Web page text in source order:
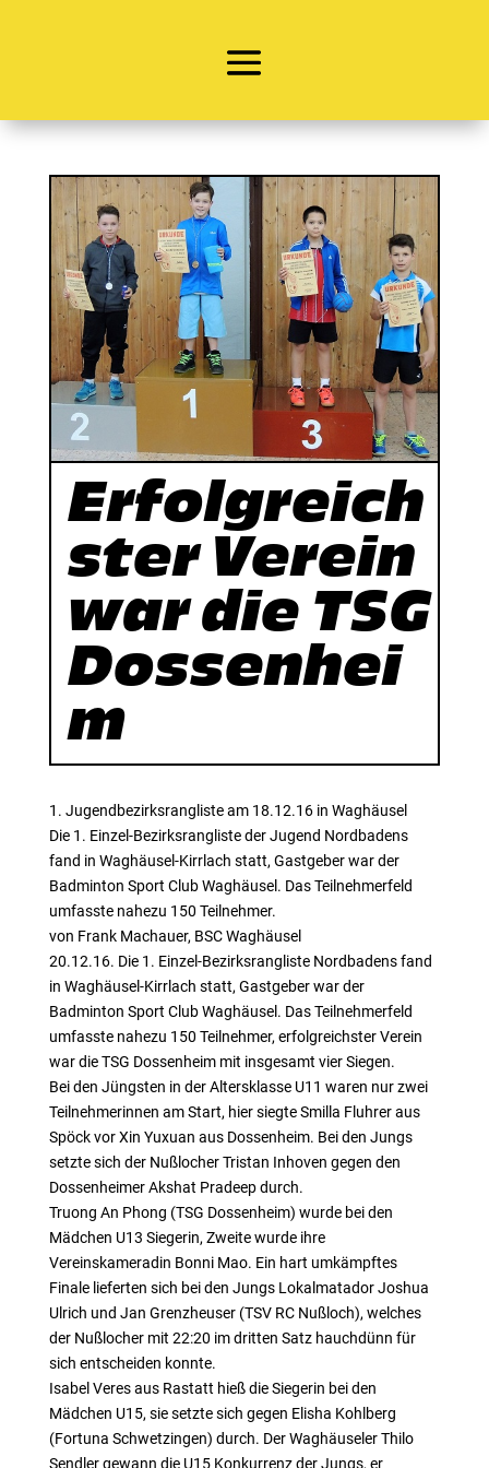
Erfolgreich
ster Verein
war die TSG
Dossenhei
m
1. Jugendbezirksrangliste am 18.12.16 in Waghäusel
Die 1. Einzel-Bezirksrangliste der Jugend Nordbadens
fand in Waghäusel-Kirrlach statt, Gastgeber war der
Badminton Sport Club Waghäusel. Das Teilnehmerfeld
umfasste nahezu 150 Teilnehmer.
von Frank Machauer, BSC Waghäusel
20.12.16. Die 1. Einzel-Bezirksrangliste Nordbadens fand
in Waghäusel-Kirrlach statt, Gastgeber war der
Badminton Sport Club Waghäusel. Das Teilnehmerfeld
umfasste nahezu 150 Teilnehmer, erfolgreichster Verein
war die TSG Dossenheim mit insgesamt vier Siegen.
Bei den Jüngsten in der Altersklasse U11 waren nur zwei
Teilnehmerinnen am Start, hier siegte Smilla Fluhrer aus
Spöck vor Xin Yuxuan aus Dossenheim. Bei den Jungs
setzte sich der Nußlocher Tristan Inhoven gegen den
Dossenheimer Akshat Pradeep durch.
Truong An Phong (TSG Dossenheim) wurde bei den
Mädchen U13 Siegerin, Zweite wurde ihre
Vereinskameradin Bonni Mao. Ein hart umkämpftes
Finale lieferten sich bei den Jungs Lokalmatador Joshua
Ulrich und Jan Grenzheuser (TSV RC Nußloch), welches
der Nußlocher mit 22:20 im dritten Satz hauchdünn für
sich entscheiden konnte.
Isabel Veres aus Rastatt hieß die Siegerin bei den
Mädchen U15, sie setzte sich gegen Elisha Kohlberg
(Fortuna Schwetzingen) durch. Der Waghäuseler Thilo
Sendler gewann die U15 Konkurrenz der Jungs, er